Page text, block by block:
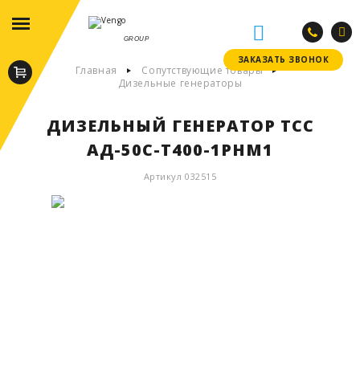
ЗАКАЗАТЬ ЗВОНОК
ЗАКАЗАТЬ ЗВОНОК
GROUP
Главная
Сопутствующие товары
Дизельные генераторы
ДИЗЕЛЬНЫЙ ГЕНЕРАТОР ТСС
АД-50С-Т400-1РНМ1
Артикул 032515